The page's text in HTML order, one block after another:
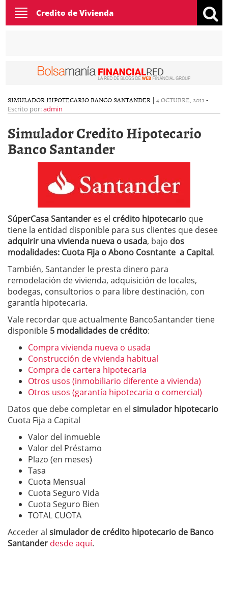
Toggle
navigation
Credito de Vivienda
SIMULADOR HIPOTECARIO BANCO SANTANDER | 4 OCTUBRE, 2011 -
Escrito por:admin
Simulador Credito Hipotecario
Banco Santander
SúperCasa Santander es el crédito hipotecario que
tiene la entidad disponible para sus clientes que desee
adquirir una vivienda nueva o usada, bajo dos
modalidades: Cuota Fija o Abono Cosntante a Capital.
También, Santander le presta dinero para
remodelación de vivienda, adquisición de locales,
bodegas, consultorios o para libre destinación, con
garantía hipotecaria.
Vale recordar que actualmente BancoSantander tiene
disponible 5 modalidades de crédito:
Compra vivienda nueva o usada
Construcción de vivienda habitual
Compra de cartera hipotecaria
Otros usos (inmobiliario diferente a vivienda)
Otros usos (garantía hipotecaria o comercial)
Datos que debe completar en el simulador hipotecario
Cuota Fija a Capital
Valor del inmueble
Valor del Préstamo
Plazo (en meses)
Tasa
Cuota Mensual
Cuota Seguro Vida
Cuota Seguro Bien
TOTAL CUOTA
Acceder al simulador de crédito hipotecario de Banco
Santander desde aquí.